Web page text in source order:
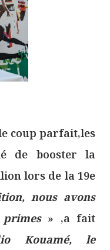
coup parfait,les
de booster la
lors de la 19e
nous avons
» ,a fait
Kouamé, le